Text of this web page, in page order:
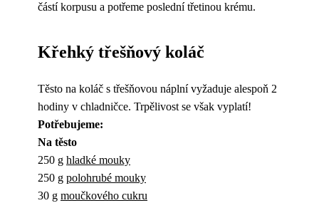
částí korpusu a potřeme poslední třetinou krému.
Křehký třešňový koláč
Těsto na koláč s třešňovou náplní vyžaduje alespoň 2
hodiny v chladničce. Trpělivost se však vyplatí!
Potřebujeme:
Na těsto
250 g hladké mouky
250 g polohrubé mouky
30 g moučkového cukru